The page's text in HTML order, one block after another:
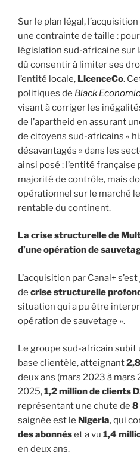
Sur le plan légal,
une contrainte de taille :
législation sud-africaine sur
dû consentir à limiter ses
l’entité locale, LicenceCo.
politiques de Black
visant à corriger les
de l’apartheid en assurant
de citoyens sud-africains «
désavantagés » dans les
ainsi posé : l’entité
majorité de contrôle, mais
opérationnel sur le marché
rentable du continent.
La crise structurelle de
d’une opération de
L’acquisition par Canal+
de crise structurelle
situation qui a pu être
opération de sauvetage ».
Le groupe sud-africain
base clientèle, atteignant
deux ans (mars 2023 à mars
2025,1,2 million de clients
représentant une chute de 8
saignée est le Nigeria, qui
des abonnéset a vu 1,4
en deux ans.